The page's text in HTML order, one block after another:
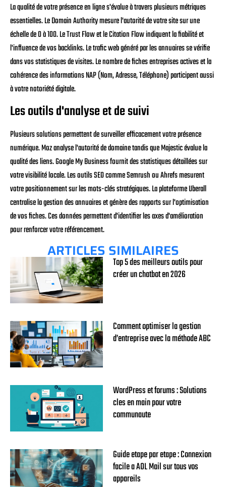
La qualité de votre présence en ligne s'évalue à travers plusieurs métriques
essentielles. Le Domain Authority mesure l'autorité de votre site sur une
échelle de 0 à 100. Le Trust Flow et le Citation Flow indiquent la fiabilité et
l'influence de vos backlinks. Le trafic web généré par les annuaires se vérifie
dans vos statistiques de visites. Le nombre de fiches entreprises actives et la
cohérence des informations NAP (Nom, Adresse, Téléphone) participent aussi
à votre notoriété digitale.
Les outils d'analyse et de suivi
Plusieurs solutions permettent de surveiller efficacement votre présence
numérique. Moz analyse l'autorité de domaine tandis que Majestic évalue la
qualité des liens. Google My Business fournit des statistiques détaillées sur
votre visibilité locale. Les outils SEO comme Semrush ou Ahrefs mesurent
votre positionnement sur les mots-clés stratégiques. La plateforme Uberall
centralise la gestion des annuaires et génère des rapports sur l'optimisation
de vos fiches. Ces données permettent d'identifier les axes d'amélioration
pour renforcer votre référencement.
ARTICLES SIMILAIRES
Top 5 des meilleurs outils pour
créer un chatbot en 2026
Comment optimiser la gestion
d’entreprise avec la méthode ABC
WordPress et forums : Solutions
cles en main pour votre
communaute
Guide etape par etape : Connexion
facile a AOL Mail sur tous vos
appareils